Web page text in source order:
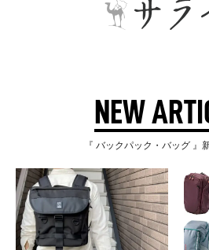
NEW
『 バックパック・バッグ 』